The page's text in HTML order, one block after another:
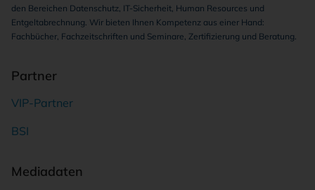
den Bereichen Datenschutz, IT-Sicherheit, Human Resources und
Entgeltabrechnung. Wir bieten Ihnen Kompetenz aus einer Hand:
Fachbücher, Fachzeitschriften und Seminare, Zertifizierung und Beratung.
Partner
VIP-Partner
BSI
Mediadaten